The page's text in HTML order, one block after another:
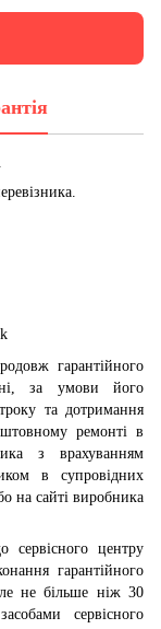
гарантійного
за умови його
та дотримання
ремонті в
з врахуванням
в супровідних
на сайті виробника
центру
гарантійного
не більше ніж 30
сервісного